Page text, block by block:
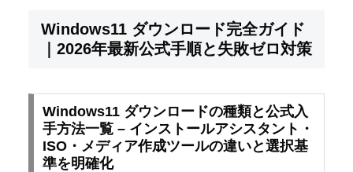
Windows11 ダウンロード完全ガイド
｜2026年最新公式手順と失敗ゼロ対策
Windows11 ダウンロードの種類と公式入
手方法一覧 – インストールアシスタント・
ISO・メディア作成ツールの違いと選択基
準を明確化